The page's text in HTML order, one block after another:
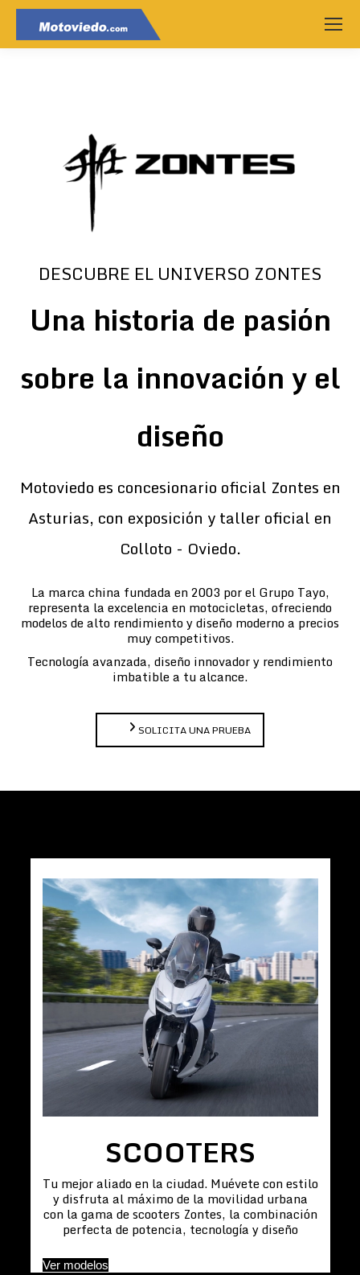
DESCUBRE EL UNIVERSO ZONTES
Una historia de pasión
sobre la innovación y el
diseño
Motoviedo es concesionario oficial Zontes en
Asturias, con exposición y taller oficial en
Colloto - Oviedo.
La marca china fundada en 2003 por el Grupo Tayo,
representa la excelencia en motocicletas, ofreciendo
modelos de alto rendimiento y diseño moderno a precios
muy competitivos.
Tecnología avanzada, diseño innovador y rendimiento
imbatible a tu alcance.
SOLICITA UNA PRUEBA
SCOOTERS
Tu mejor aliado en la ciudad. Muévete con estilo
y disfruta al máximo de la movilidad urbana
con la gama de scooters Zontes, la combinación
perfecta de potencia, tecnología y diseño
Ver modelos